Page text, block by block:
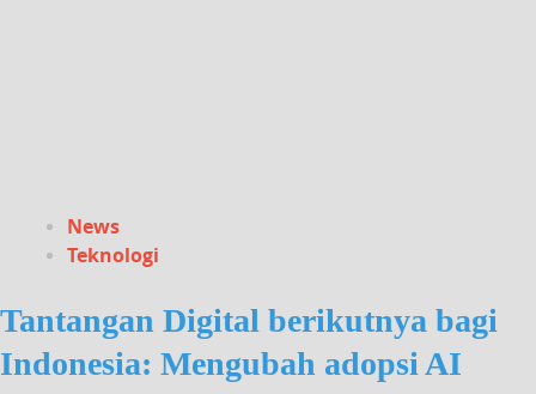
News
Teknologi
Tantangan Digital berikutnya bagi
Indonesia: Mengubah adopsi AI